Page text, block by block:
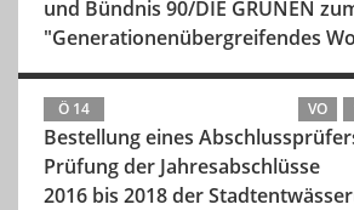
und Bündnis 90/DIE GRÜNEN
"Generationenübergreifendes
Ö 14 VO
Bestellung eines
Prüfung der Jahresabschlüsse
2016 bis 2018 der